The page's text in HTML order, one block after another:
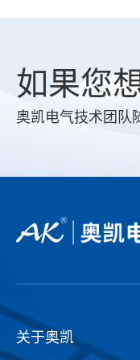
如果您
奥凯电气技术团队
关于奥凯